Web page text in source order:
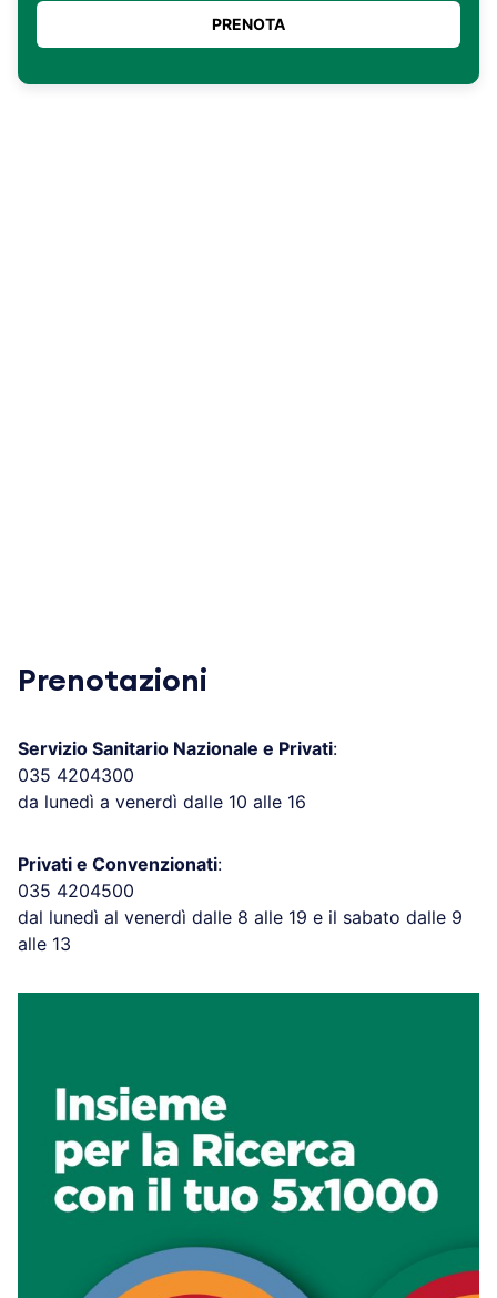
Prenotazioni
Servizio Sanitario Nazionale e Privati:
035 4204300
da lunedì a venerdì dalle 10 alle 16
Privati e Convenzionati:
035 4204500
dal lunedì al venerdì dalle 8 alle 19 e il sabato dalle 9
alle 13